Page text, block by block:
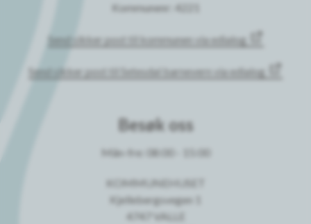
Kommunenr: 4221
Send sikker post til kommunen via edialog
Send sikker post til Setesdal barnevern via edialog
Besøk oss
Mån-fre: 08:00 - 15:00
KOMMUNEHUSET
Kjellebergsvegen 1
4747 VALLE